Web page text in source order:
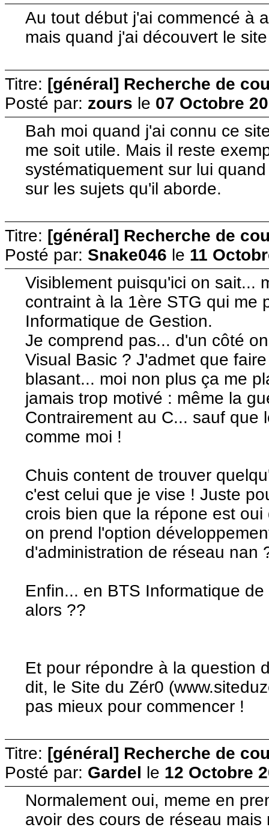
Au tout début j'ai commencé à
mais quand j'ai découvert le
Titre: [général] Recherche de
Posté par: zours le 07 Octobre
Bah moi quand j'ai connu ce
me soit utile. Mais il reste
systématiquement sur lui
sur les sujets qu'il aborde.
Titre: [général] Recherche de
Posté par: Snake046 le 11
Visiblement puisqu'ici on sait...
contraint à la 1ère STG qui me
Informatique de Gestion.
Je comprend pas... d'un côté
Visual Basic ? J'admet que
blasant... moi non plus ça me
jamais trop motivé : même la
Contrairement au C... sauf que
comme moi !
Chuis content de trouver
c'est celui que je vise ! Juste
crois bien que la répone est
on prend l'option
d'administration de réseau nan
Enfin... en BTS Informatique
alors ??
Et pour répondre à la question
dit, le Site du Zér0
pas mieux pour commencer !
Titre: [général] Recherche de
Posté par: Gardel le 12 Octobre
Normalement oui, meme en
avoir des cours de réseau